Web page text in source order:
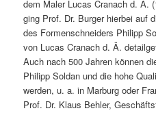
dem Maler Lucas Cranach d. Ä.
ging Prof. Dr. Burger hierbei auf
des Formenschneiders Philipp
von Lucas Cranach d. Ä.
Auch nach 500 Jahren können
Philipp Soldan und die hohe
werden, u. a. in Marburg oder
Prof. Dr. Klaus Behler,